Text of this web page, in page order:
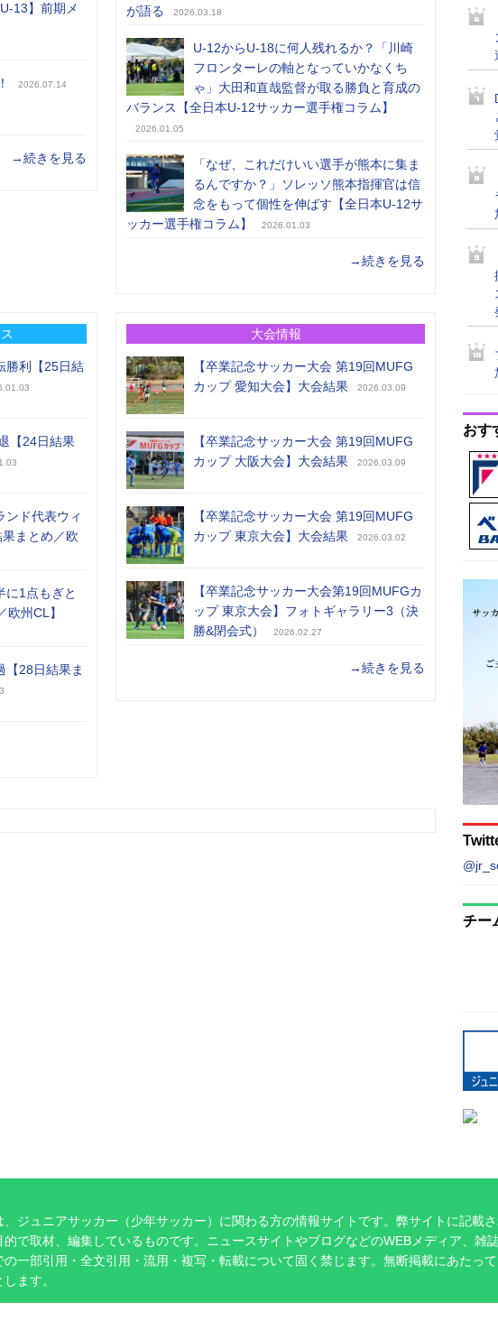
13】前期メ
2026.07.14
→続きを見る
が語る
2026.03.18
U-12からU-18に何人残れるか？「川崎
フロンターレの軸となっていかなくち
ゃ」大田和直哉監督が取る勝負と育成の
バランス【全日本U-12サッカー選手権コラム】
2026.01.05
「なぜ、これだけいい選手が熊本に集ま
るんですか？」ソレッソ熊本指揮官は信
念をもって個性を伸ばす【全日本U-12サ
ッカー選手権コラム】
2026.01.03
→続きを見る
勝利【25日結
【24日結果
ンド代表ウィ
まとめ／欧
に1点もぎと
欧州CL】
【28日結果ま
大会情報
【卒業記念サッカー大会 第19回MUFG
カップ 愛知大会】大会結果
2026.03.09
【卒業記念サッカー大会 第19回MUFG
カップ 大阪大会】大会結果
2026.03.09
【卒業記念サッカー大会 第19回MUFG
カップ 東京大会】大会結果
2026.03.02
【卒業記念サッカー大会第19回MUFGカ
ップ 東京大会】フォトギャラリー3（決
勝&閉会式）
2026.02.27
→続きを見る
おす
チー
、ジュニアサッカー（少年サッカー）に関わる方の情報サイトです。弊サイトに記載
で取材、編集しているものです。ニュースサイトやブログなどのWEBメディア、雑
一部引用・全文引用・流用・複写・転載について固く禁じます。無断掲載にあたっ
ます。